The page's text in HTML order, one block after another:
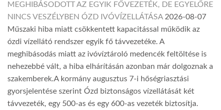
MEGHIBÁSODOTT AZ EGYIK FŐVEZETÉK, DE EGYELŐRE
NINCS VESZÉLYBEN ÓZD IVÓVÍZELLÁTÁSA 2026-08-07
Műszaki hiba miatt csökkentett kapacitással működik az
ózdi vízellátó rendszer egyik fő távvezetéke. A
meghibásodás miatt az ivóvíztároló medencék feltöltése is
nehezebbé vált, a hiba elhárításán azonban már dolgoznak a
szakemberek.A kormány augusztus 7-i hőségriasztási
gyorsjelentése szerint Ózd biztonságos vízellátását két
távvezeték, egy 500-as és egy 600-as vezeték biztosítja.